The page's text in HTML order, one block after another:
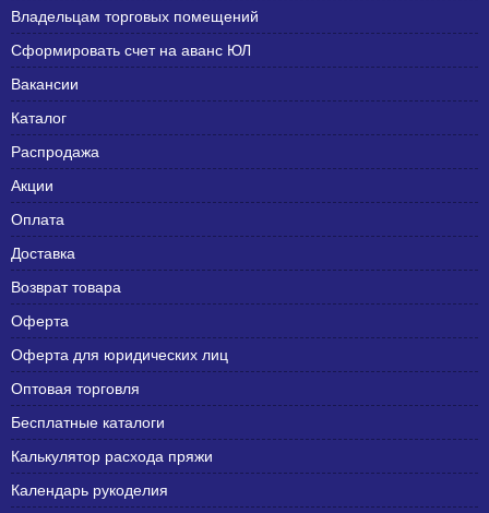
Владельцам торговых помещений
Сформировать счет на аванс ЮЛ
Вакансии
Каталог
Распродажа
Акции
Оплата
Доставка
Возврат товара
Оферта
Оферта для юридических лиц
Оптовая торговля
Бесплатные каталоги
Калькулятор расхода пряжи
Календарь рукоделия